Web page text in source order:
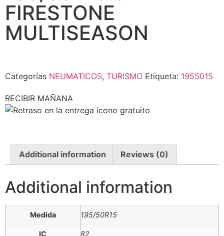
FIRESTONE
MULTISEASON
Categorías NEUMATICOS, TURISMO Etiqueta: 1955015
RECIBIR MAÑANA
Additional information Reviews (0)
Additional information
Medida 195/50R15
IC 82